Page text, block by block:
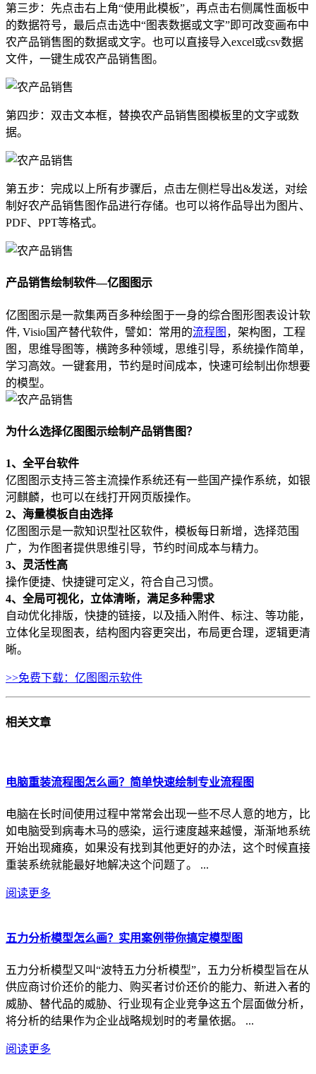
第三步：先点击右上角“使用此模板”，再点击右侧属性面板中
的数据符号，最后点击选中“图表数据或文字”即可改变画布中
农产品销售图的数据或文字。也可以直接导入excel或csv数据
文件，一键生成农产品销售图。
第四步：双击文本框，替换农产品销售图模板里的文字或数
据。
第五步：完成以上所有步骤后，点击左侧栏导出&发送，对绘
制好农产品销售图作品进行存储。也可以将作品导出为图片、
PDF、PPT等格式。
产品销售绘制软件—亿图图示
亿图图示是一款集两百多种绘图于一身的综合图形图表设计软
件, Visio国产替代软件，譬如：常用的流程图 ，架构图，工程
图，思维导图等，横跨多种领域，思维引导，系统操作简单，
学习高效。一键套用，节约是时间成本，快速可绘制出你想要
的模型。
为什么选择亿图图示绘制产品销售图？
1、全平台软件
亿图图示支持三答主流操作系统还有一些国产操作系统，如银
河麒麟，也可以在线打开网页版操作。
2、海量模板自由选择
亿图图示是一款知识型社区软件，模板每日新增，选择范围
广，为作图者提供思维引导，节约时间成本与精力。
3、灵活性高
操作便捷、快捷键可定义，符合自己习惯。
4、全局可视化，立体清晰，满足多种需求
自动优化排版，快捷的链接，以及插入附件、标注、等功能，
立体化呈现图表，结构图内容更突出，布局更合理，逻辑更清
晰。
>>免费下载：亿图图示软件
相关文章
电脑重装流程图怎么画？简单快速绘制专业流程图
电脑在长时间使用过程中常常会出现一些不尽人意的地方，比
如电脑受到病毒木马的感染，运行速度越来越慢，渐渐地系统
开始出现瘫痪，如果没有找到其他更好的办法，这个时候直接
重装系统就能最好地解决这个问题了。 ...
阅读更多
五力分析模型怎么画？实用案例带你搞定模型图
五力分析模型又叫“波特五力分析模型”，五力分析模型旨在从
供应商讨价还价的能力、购买者讨价还价的能力、新进入者的
威胁、替代品的威胁、行业现有企业竞争这五个层面做分析，
将分析的结果作为企业战略规划时的考量依据。 ...
阅读更多